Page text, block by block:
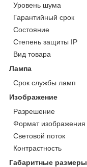
Уровень шума
Гарантийный срок
Состояние
Степень защиты IP
Вид товара
Лампа
Срок службы ламп
Изображение
Разрешение
Формат изображения
Световой поток
Контрастность
Габаритные размеры